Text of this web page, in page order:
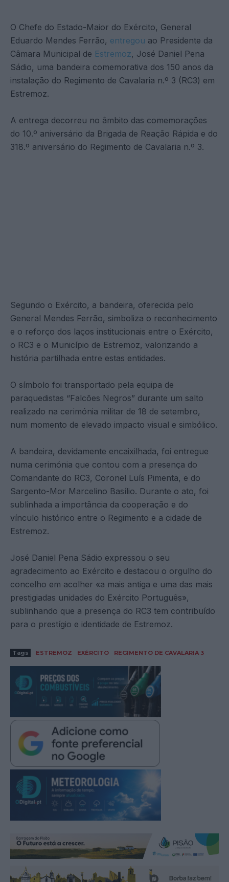
O Chefe do Estado-Maior do Exército, General
Eduardo Mendes Ferrão, entregou ao Presidente da
Câmara Municipal de Estremoz, José Daniel Pena
Sádio, uma bandeira comemorativa dos 150 anos da
instalação do Regimento de Cavalaria n.º 3 (RC3) em
Estremoz.
A entrega decorreu no âmbito das comemorações
do 10.º aniversário da Brigada de Reação Rápida e do
318.º aniversário do Regimento de Cavalaria n.º 3.
Segundo o Exército, a bandeira, oferecida pelo
General Mendes Ferrão, simboliza o reconhecimento
e o reforço dos laços institucionais entre o Exército,
o RC3 e o Município de Estremoz, valorizando a
história partilhada entre estas entidades.
O símbolo foi transportado pela equipa de
paraquedistas “Falcões Negros” durante um salto
realizado na cerimónia militar de 18 de setembro,
num momento de elevado impacto visual e simbólico.
A bandeira, devidamente encaixilhada, foi entregue
numa cerimónia que contou com a presença do
Comandante do RC3, Coronel Luís Pimenta, e do
Sargento-Mor Marcelino Basílio. Durante o ato, foi
sublinhada a importância da cooperação e do
vínculo histórico entre o Regimento e a cidade de
Estremoz.
José Daniel Pena Sádio expressou o seu
agradecimento ao Exército e destacou o orgulho do
concelho em acolher «a mais antiga e uma das mais
prestigiadas unidades do Exército Português»,
sublinhando que a presença do RC3 tem contribuído
para o prestígio e identidade de Estremoz.
Tags ESTREMOZ EXÉRCITO REGIMENTO DE CAVALARIA 3